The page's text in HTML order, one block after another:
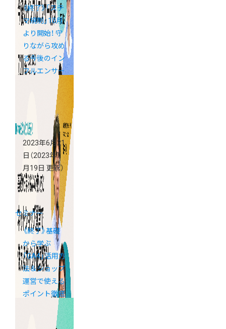
《終了》「ステ
マ規制」10月
より開始！ 守
りながら攻め
る今後のイン
フルエンサー
2023年6月21
日 （2023年7
月19日 更新）
セミナー
《終了》基礎
から学ぶ
「GA4」活用方
法＆ショップ
運営で使える
ポイント徹底